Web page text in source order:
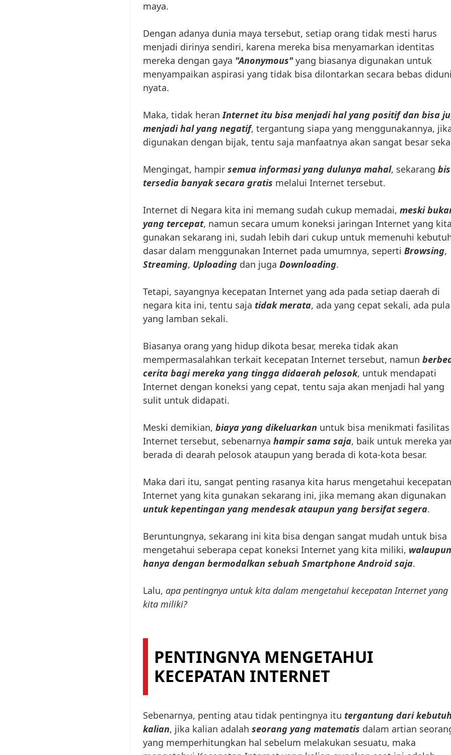
maya.
Dengan adanya dunia maya tersebut, setiap orang tidak mesti harus
menjadi dirinya sendiri, karena mereka bisa menyamarkan identitas
mereka dengan gaya "Anonymous"yang biasanya digunakan untuk
menyampaikan aspirasi yang tidak bisa dilontarkan secara bebas
nyata.
Maka, tidak heranInternet itu bisa menjadi hal yang positif dan bisa
menjadi hal yang negatif, tergantung siapa yang menggunakannya,
digunakan dengan bijak, tentu saja manfaatnya akan sangat besar
Mengingat, hampir semua informasi yang dulunya mahal, sekarang
tersedia banyak secara gratis melalui Internet tersebut.
Internet di Negara kita ini memang sudah cukup memadai, meski
yang tercepat, namun secara umum koneksi jaringan Internet yang kita
gunakan sekarang ini, sudah lebih dari cukup untuk memenuhi
dasar dalam menggunakan Internet pada umumnya, seperti Browsing,
Streaming, Uploading dan juga Downloading.
Tetapi, sayangnya kecepatan Internet yang ada pada setiap daerah di
negara kita ini, tentu saja tidak merata, ada yang cepat sekali, ada pula
yang lamban sekali.
Biasanya orang yang hidup dikota besar, mereka tidak akan
mempermasalahkan terkait kecepatan Internet tersebut, namun
cerita bagi mereka yang tingga didaerah pelosok, untuk mendapati
Internet dengan koneksi yang cepat, tentu saja akan menjadi hal yang
sulit untuk didapati.
Meski demikian, biaya yang dikeluarkan untuk bisa menikmati fasilitas
Internet tersebut, sebenarnya hampir sama saja, baik untuk mereka
berada di dearah pelosok ataupun yang berada di kota-kota besar.
Maka dari itu, sangat penting rasanya kita harus mengetahui kecepatan
Internet yang kita gunakan sekarang ini, jika memang akan digunakan
untuk kepentingan yang mendesak ataupun yang bersifat segera.
Beruntungnya, sekarang ini kita bisa dengan sangat mudah untuk bisa
mengetahui seberapa cepat koneksi Internet yang kita miliki, walaupun
hanya dengan bermodalkan sebuah Smartphone Android saja.
Lalu, apa pentingnya untuk kita dalam mengetahui kecepatan Internet yang
kita miliki?
PENTINGNYA MENGETAHUI
KECEPATAN INTERNET
Sebenarnya, penting atau tidak pentingnya itu tergantung dari
kalian, jika kalian adalah seorang yang matematis dalam artian
yang memperhitungkan hal sebelum melakukan sesuatu, maka